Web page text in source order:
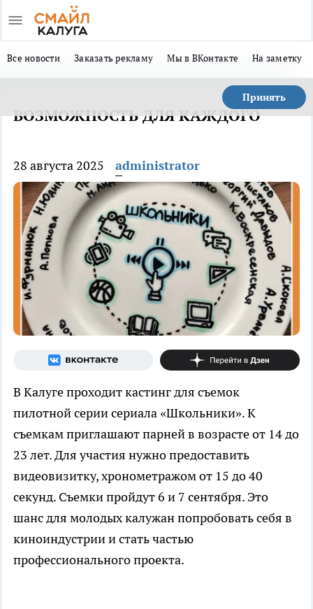
Все новости Заказать рекламу Мы в ВКонтакте На заметку
Принять
ВОЗМОЖНОСТЬ ДЛЯ КАЖДОГО
28 августа 2025 administrator
В Калуге проходит кастинг для съемок
пилотной серии сериала «Школьники». К
съемкам приглашают парней в возрасте от 14 до
23 лет. Для участия нужно предоставить
видеовизитку, хронометражом от 15 до 40
секунд. Съемки пройдут 6 и 7 сентября. Это
шанс для молодых калужан попробовать себя в
киноиндустрии и стать частью
профессионального проекта.